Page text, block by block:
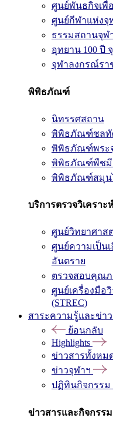
ศูนย์พันธกิจเพื่
ศูนย์กีฬาแห่งจุ
ธรรมสถานจุฬ
อุทยาน 100 ปี
จุฬาลงกรณ์รา
พิพิธภัณฑ์
นิทรรศสถาน
พิพิธภัณฑ์ชลทั
พิพิธภัณฑ์พระ
พิพิธภัณฑ์พืชมี
พิพิธภัณฑ์สมุน
บริการตรวจวิเครา
ศูนย์วิทยาศาส
ศูนย์ความเป็น
อันตราย
ตรวจสอบคุณ
ศูนย์เครื่องมือ
(STREC)
สาระความรู้และข่า
ย้อนกลับ
Highlights
ข่าวสารทั้งหม
ข่าวจุฬาฯ
ปฏิทินกิจกรรม
ข่าวสารและกิจกรรม